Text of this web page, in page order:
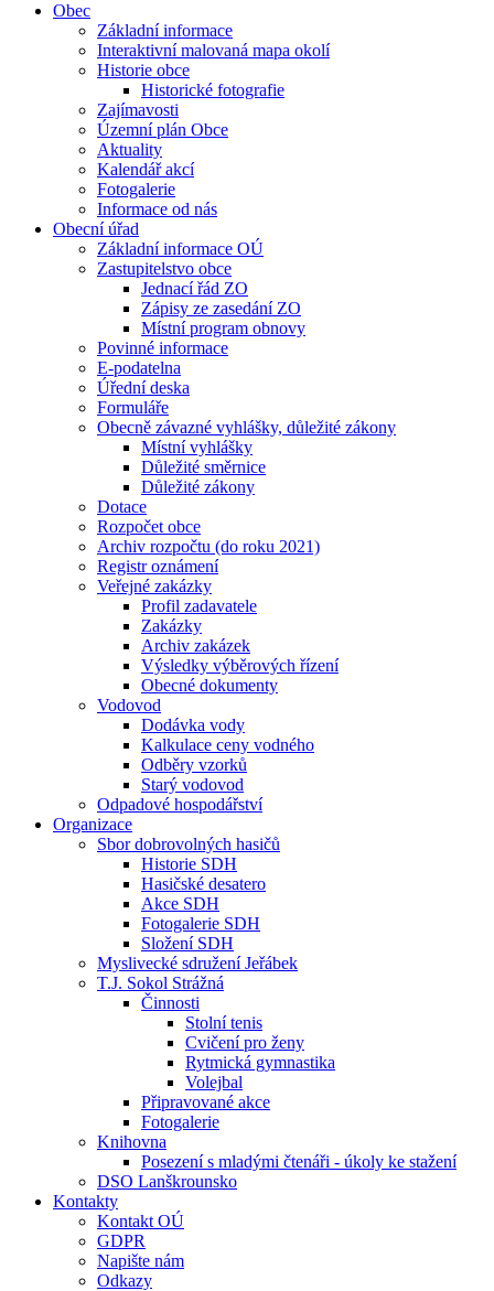
Obec
Základní informace
Interaktivní malovaná mapa okolí
Historie obce
Historické fotografie
Zajímavosti
Územní plán Obce
Aktuality
Kalendář akcí
Fotogalerie
Informace od nás
Obecní úřad
Základní informace OÚ
Zastupitelstvo obce
Jednací řád ZO
Zápisy ze zasedání ZO
Místní program obnovy
Povinné informace
E-podatelna
Úřední deska
Formuláře
Obecně závazné vyhlášky, důležité zákony
Místní vyhlášky
Důležité směrnice
Důležité zákony
Dotace
Rozpočet obce
Archiv rozpočtu (do roku 2021)
Registr oznámení
Veřejné zakázky
Profil zadavatele
Zakázky
Archiv zakázek
Výsledky výběrových řízení
Obecné dokumenty
Vodovod
Dodávka vody
Kalkulace ceny vodného
Odběry vzorků
Starý vodovod
Odpadové hospodářství
Organizace
Sbor dobrovolných hasičů
Historie SDH
Hasičské desatero
Akce SDH
Fotogalerie SDH
Složení SDH
Myslivecké sdružení Jeřábek
T.J. Sokol Strážná
Činnosti
Stolní tenis
Cvičení pro ženy
Rytmická gymnastika
Volejbal
Připravované akce
Fotogalerie
Knihovna
Posezení s mladými čtenáři - úkoly ke stažení
DSO Lanškrounsko
Kontakty
Kontakt OÚ
GDPR
Napište nám
Odkazy